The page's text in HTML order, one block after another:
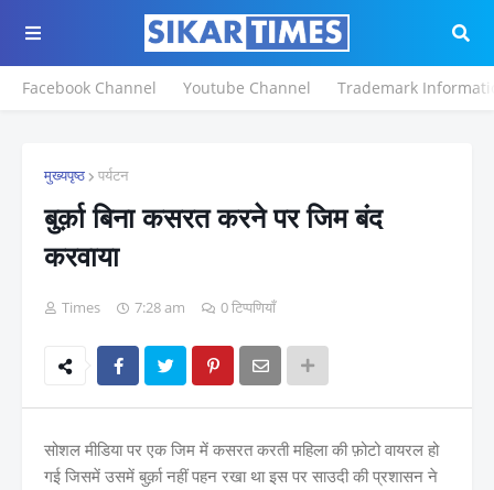
Facebook Channel Youtube Channel Trademark
मुख्यपृष्ठ पर्यटन
बुर्क़ा बिना कसरत करने पर जिम बंद
करवाया
Times 7:28 am 0 टिप्पणियाँ
सोशल मीडिया पर एक जिम में कसरत करती महिला की फ़ोटो वायरल हो
गई जिसमें उसमें बुर्क़ा नहीं पहन रखा था इस पर साउदी की प्रशासन ने